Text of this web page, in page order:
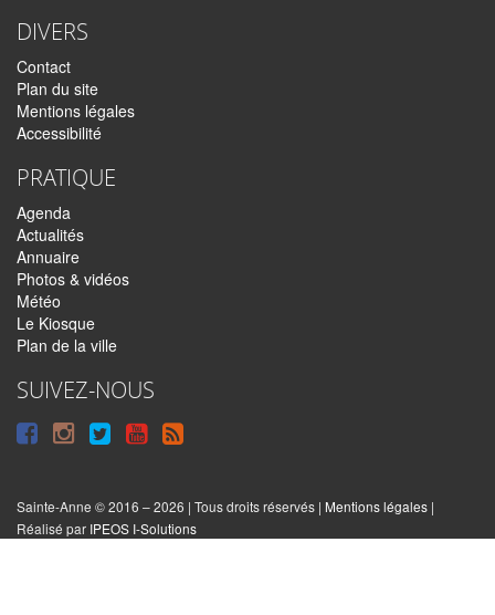
DIVERS
Contact
Plan du site
Mentions légales
Accessibilité
PRATIQUE
Agenda
Actualités
Annuaire
Photos & vidéos
Météo
Le Kiosque
Plan de la ville
SUIVEZ-NOUS
Suivre
Facebook
Suivre
Instagram
Suivre
Twitter
Syndiquer
le
site
Sainte-Anne © 2016 – 2026 | Tous droits réservés | Mentions légales |
Réalisé par IPEOS I-Solutions
Réinitialiser